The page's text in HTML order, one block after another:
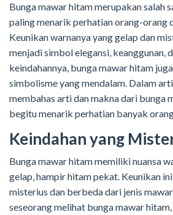
Bunga mawar hitam merupakan salah
paling menarik perhatian orang-orang
Keunikan warnanya yang gelap dan
menjadi simbol elegansi, keanggunan,
keindahannya, bunga mawar hitam
simbolisme yang mendalam. Dalam
membahas arti dan makna dari bunga
begitu menarik perhatian banyak
Keindahan yang
Bunga mawar hitam memiliki nuansa
gelap, hampir hitam pekat. Keunikan
misterius dan berbeda dari jenis
seseorang melihat bunga mawar